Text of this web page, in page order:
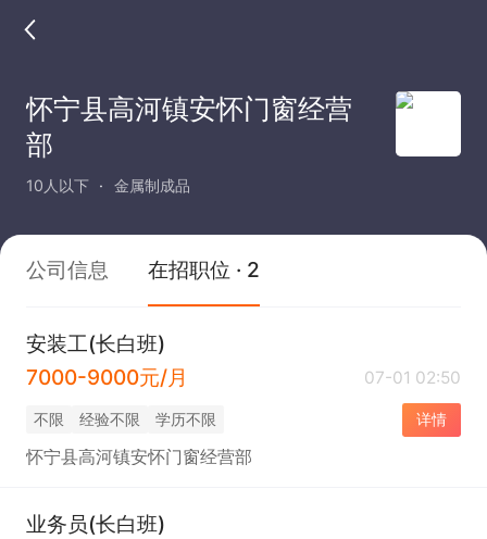
怀宁县高河镇安怀门窗经营
部
10人以下 金属制成品
公司信息 在招职位 · 2
安装工(长白班)
7000-9000元/月
07-01 02:50
不限 经验不限 学历不限 详情
怀宁县高河镇安怀门窗经营部
业务员(长白班)